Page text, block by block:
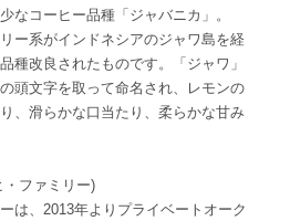
なコーヒー品種「ジャバニカ」。
ー系がインドネシアのジャワ島を経
種改良されたものです。「ジャワ」
頭文字を取って命名され、レモンの
、滑らかな口当たり、柔らかな甘み
ファミリー)
は、2013年よりプライベートオーク